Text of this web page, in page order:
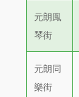
元朗鳳
琴街
元朗同
樂街